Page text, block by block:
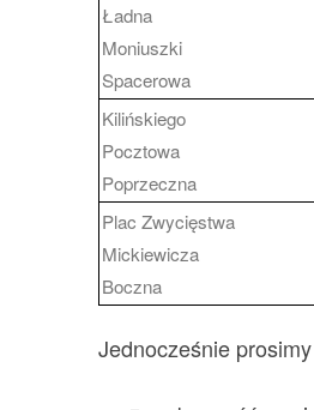
Ładna
Moniuszki
Spacerowa
Kilińskiego
Pocztowa
Poprzeczna
Plac Zwycięstwa
Mickiewicza
Boczna
Jednocześnie